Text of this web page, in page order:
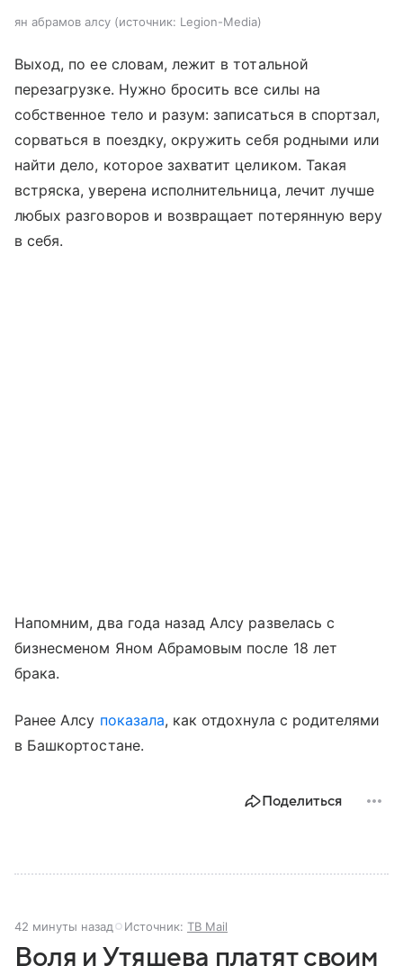
ян абрамов алсу источник: Legion-Media
Выход, по ее словам, лежит в тотальной
перезагрузке. Нужно бросить все силы на
собственное тело и разум: записаться в спортзал,
сорваться в поездку, окружить себя родными или
найти дело, которое захватит целиком. Такая
встряска, уверена исполнительница, лечит лучше
любых разговоров и возвращает потерянную веру
в себя.
Напомним, два года назад Алсу развелась с
бизнесменом Яном Абрамовым после 18 лет
брака.
Ранее Алсу показала, как отдохнула с родителями
в Башкортостане.
Поделиться
42 минуты назад Источник: ТВ Mail
Воля и Утяшева платят своим